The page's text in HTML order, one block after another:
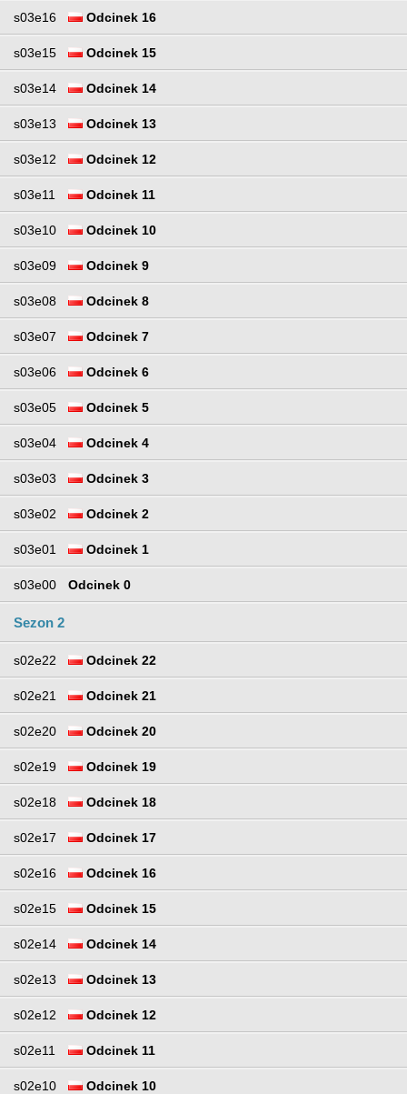
s03e16 Odcinek 16
s03e15 Odcinek 15
s03e14 Odcinek 14
s03e13 Odcinek 13
s03e12 Odcinek 12
s03e11 Odcinek 11
s03e10 Odcinek 10
s03e09 Odcinek 9
s03e08 Odcinek 8
s03e07 Odcinek 7
s03e06 Odcinek 6
s03e05 Odcinek 5
s03e04 Odcinek 4
s03e03 Odcinek 3
s03e02 Odcinek 2
s03e01 Odcinek 1
s03e00 Odcinek 0
Sezon 2
s02e22 Odcinek 22
s02e21 Odcinek 21
s02e20 Odcinek 20
s02e19 Odcinek 19
s02e18 Odcinek 18
s02e17 Odcinek 17
s02e16 Odcinek 16
s02e15 Odcinek 15
s02e14 Odcinek 14
s02e13 Odcinek 13
s02e12 Odcinek 12
s02e11 Odcinek 11
s02e10 Odcinek 10